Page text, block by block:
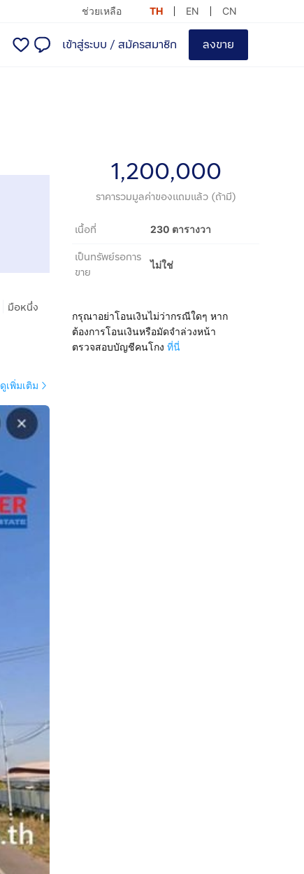
ช่วยเหลือ TH EN CN
เข้าสู่ระบบ / สมัครสมาชิก ลงขาย
มือหนึ่ง
1,200,000
ราคารวมมูลค่าของแถมแล้ว (ถ้ามี)
เนื้อที่ 230 ตารางวา
เป็นทรัพย์รอการ
ขาย
ไม่ใช่
กรุณาอย่าโอนเงินไม่ว่ากรณีใดๆ หาก
ต้องการโอนเงินหรือมัดจำล่วงหน้า
ตรวจสอบบัญชีคนโกง ที่นี่
ดูเพิ่มเติม